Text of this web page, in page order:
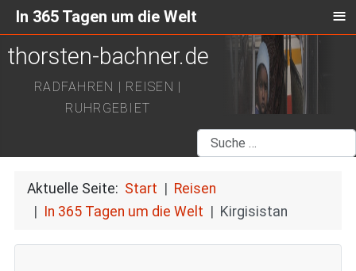
thorsten-bachner.de
RADFAHREN | REISEN |
RUHRGEBIET
Suchen
Aktuelle Seite: Start
Reisen
In 365 Tagen um die Welt
Kirgisistan
In 365 Tagen um die Welt ≡